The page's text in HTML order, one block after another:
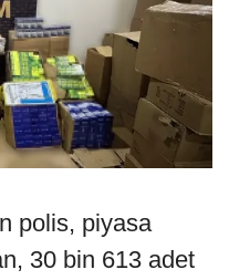
polis, piyasa
30 bin 613 adet